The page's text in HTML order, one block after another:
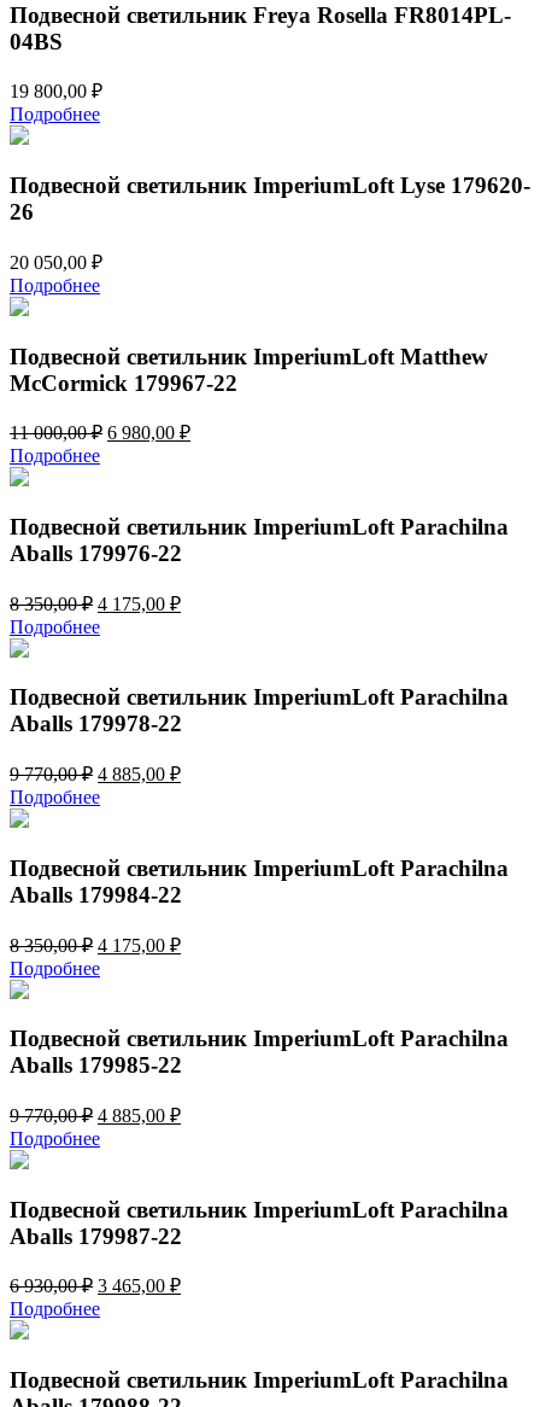
Подвесной светильник Freya Rosella FR8014PL-
04BS
19 800,00 ₽
Подробнее
Подвесной светильник ImperiumLoft Lyse 179620-
26
20 050,00 ₽
Подробнее
Подвесной светильник ImperiumLoft Matthew
McCormick 179967-22
11 000,00₽ Первоначальная
000,00 ₽.
6 980,00 ₽Текущая
Подробнее
Подвесной светильник ImperiumLoft Parachilna
Aballs 179976-22
8 350,00₽ Первоначальная
цена
составляла
350,00 ₽.
4 175,00 ₽Текущая
Подробнее
Подвесной светильник ImperiumLoft Parachilna
Aballs 179978-22
9 770,00₽ Первоначальная
цена
составляла
770,00 ₽.
4 885,00 ₽Текущая
Подробнее
Подвесной светильник ImperiumLoft Parachilna
Aballs 179984-22
8 350,00₽ Первоначальная
цена
составляла
350,00 ₽.
4 175,00 ₽Текущая
Подробнее
Подвесной светильник ImperiumLoft Parachilna
Aballs 179985-22
9 770,00₽ Первоначальная
цена
составляла
770,00 ₽.
4 885,00 ₽Текущая
Подробнее
Подвесной светильник ImperiumLoft Parachilna
Aballs 179987-22
6 930,00₽ Первоначальная
цена
составляла
930,00 ₽.
3 465,00 ₽Текущая
Подробнее
Подвесной светильник ImperiumLoft Parachilna